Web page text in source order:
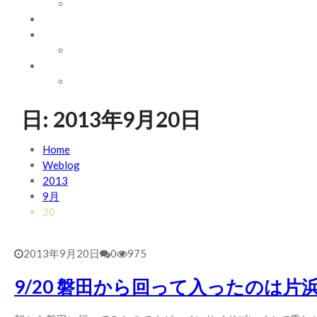
Recent News
2026/7/28 御前崎方面 よれ入ったダンパー多め
2026/6/4 静波 風弱く見た目よりできました
2026/5/25 御前崎方面 カレント強くブレイク続かず
2026/5/13 静波 ダンパー中心
2026/5/12 静波 久しぶりにいい波
日: 2013年9月20日
Home
Weblog
2013
9月
20
2013年9月20日 0 975
9/20 磐田から回って入ったのは片